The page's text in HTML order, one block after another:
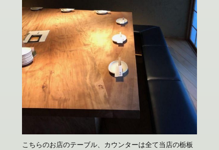
こちらのお店のテーブル、カウンターは全て当店の栃板